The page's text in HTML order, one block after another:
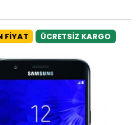
FİYAT ÜCRETSİZ KARGO